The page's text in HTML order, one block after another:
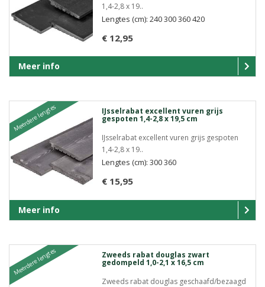
1,4-2,8 x 19..
€ 12,95
Lengtes (cm): 240 300 360 420
Meer info
Meerdere lengtes IJsselrabat excellent vuren grijs
gespoten 1,4-2,8 x 19,5 cm
IJsselrabat excellent vuren grijs gespoten
1,4-2,8 x 19..
€ 15,95
Lengtes (cm): 300 360
Meer info
Meerdere lengtes Zweeds rabat douglas zwart
gedompeld 1,0-2,1 x 16,5 cm
Zweeds rabat douglas geschaafd/bezaagd